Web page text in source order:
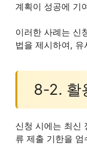
계획이 성공에 기
이러한 사례는 신
법을 제시하여,
8-2. 활
신청 시에는 최신
류 제출 기한을 엄